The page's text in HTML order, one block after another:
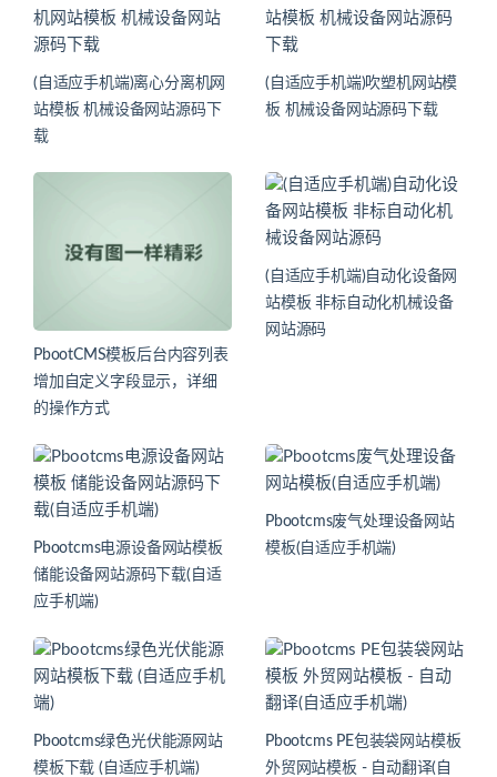
(自适应手机端)离心分离机网
站模板 机械设备网站源码下
载
(自适应手机端)吹塑机网站模
板 机械设备网站源码下载
PbootCMS模板后台内容列表
增加自定义字段显示，详细
的操作方式
(自适应手机端)自动化设备网
站模板 非标自动化机械设备
网站源码
Pbootcms电源设备网站模板
储能设备网站源码下载(自适
应手机端)
Pbootcms废气处理设备网站
模板(自适应手机端)
Pbootcms绿色光伏能源网站
模板下载 (自适应手机端)
Pbootcms PE包装袋网站模板
外贸网站模板 - 自动翻译(自